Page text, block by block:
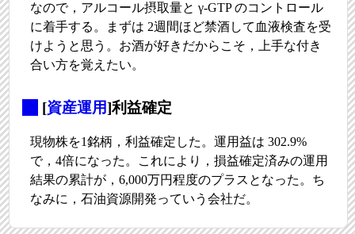
なので，アルコール摂取量と γ-GTP のコントロール
に着手する。まずは 2週間ほど禁酒して血液検査を受
けようと思う。お酒が好きだからこそ，上手な付き
合い方を覚えたい。
[資産運用]利益確定
現物株を1銘柄，利益確定した。運用益は 302.9%
で，4倍になった。これにより，損益確定済みの運用
結果の累計が，6,000万円程度のプラスとなった。ち
なみに，石油資源開発っていう会社だ。